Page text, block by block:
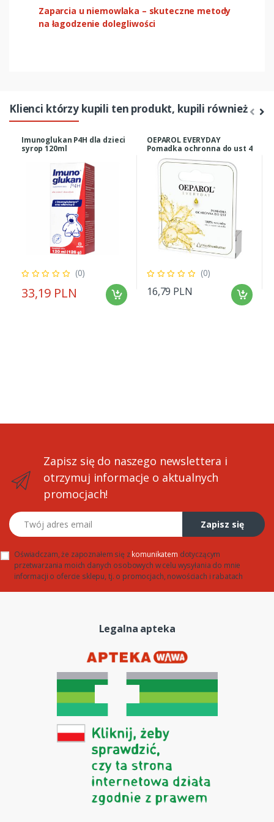
Zaparcia u niemowlaka – skuteczne metody
na łagodzenie dolegliwości
Klienci którzy kupili ten produkt, kupili również
Imunoglukan P4H dla dzieci
syrop 120ml
(0)
33,19 PLN
OEPAROL EVERYDAY
Pomadka ochronna do ust 4
(0)
16,79 PLN
Zapisz się do naszego newslettera i
otrzymuj informacje o aktualnych
promocjach!
Twój adres email
Zapisz się
Oświadczam, że zapoznałem się zkomunikatem dotyczącym
przetwarzania moich danych osobowych w celu wysyłania do mnie
informacji o ofercie sklepu, tj. o promocjach, nowościach i rabatach
Legalna apteka